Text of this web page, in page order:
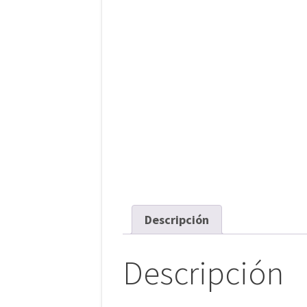
Descripción
Descripción